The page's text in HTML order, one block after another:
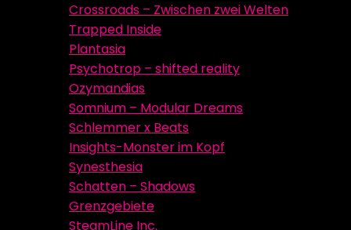
Crossroads – Zwischen zwei Welten
Trapped Inside
Plantasia
Psychotrop – shifted reality
Ozymandias
Somnium – Modular Dreams
Schlemmer x Beats
Insights-Monster im Kopf
Synesthesia
Schatten – Shadows
Grenzgebiete
SteamLine Inc.